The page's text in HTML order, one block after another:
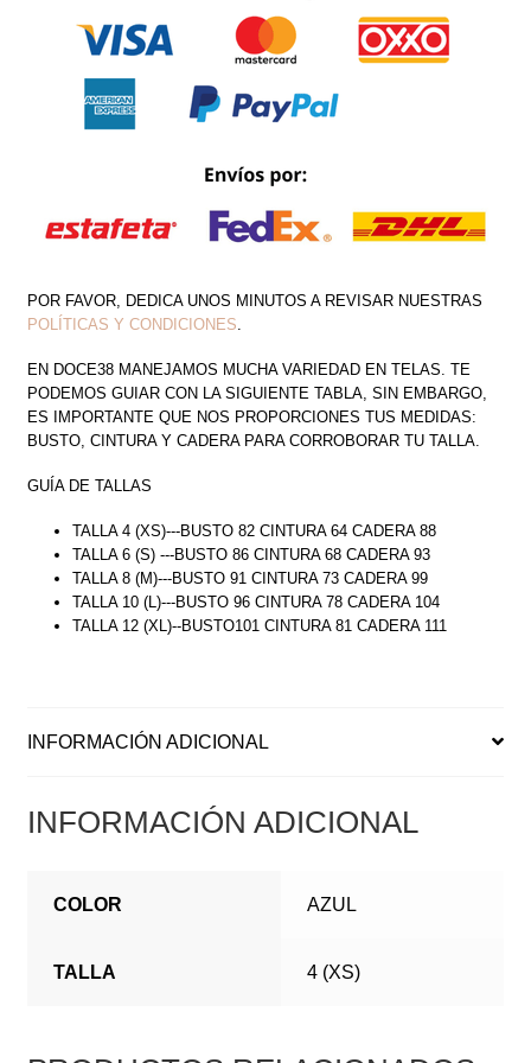
POR FAVOR, DEDICA UNOS MINUTOS A REVISAR NUESTRAS
POLÍTICAS Y CONDICIONES
EN DOCE38 MANEJAMOS MUCHA VARIEDAD EN TELAS. TE
PODEMOS GUIAR CON LA SIGUIENTE TABLA, SIN EMBARGO,
ES IMPORTANTE QUE NOS PROPORCIONES TUS MEDIDAS:
BUSTO, CINTURA Y CADERA PARA CORROBORAR TU TALLA.
GUÍA DE TALLAS
TALLA 4 (XS)---BUSTO 82 CINTURA 64 CADERA 88
TALLA 6 (S) ---BUSTO 86 CINTURA 68 CADERA 93
TALLA 8 (M)---BUSTO 91 CINTURA 73 CADERA 99
TALLA 10 (L)---BUSTO 96 CINTURA 78 CADERA 104
TALLA 12 (XL)--BUSTO101 CINTURA 81 CADERA 111
INFORMACIÓN ADICIONAL
INFORMACIÓN ADICIONAL
COLOR AZUL
TALLA 4 (XS)